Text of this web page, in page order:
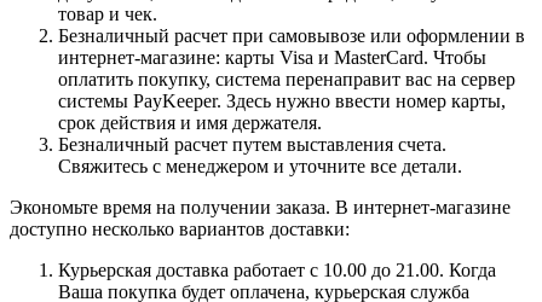
товар и чек.
Безналичный расчет при самовывозе или оформлении в
интернет-магазине: карты Visa и MasterCard. Чтобы
оплатить покупку, система перенаправит вас на сервер
системы PayKeeper. Здесь нужно ввести номер карты,
срок действия и имя держателя.
Безналичный расчет путем выставления счета.
Свяжитесь с менеджером и уточните все детали.
Экономьте время на получении заказа. В интернет-магазине
доступно несколько вариантов доставки:
Курьерская доставка работает с 10.00 до 21.00. Когда
Ваша покупка будет оплачена, курьерская служба